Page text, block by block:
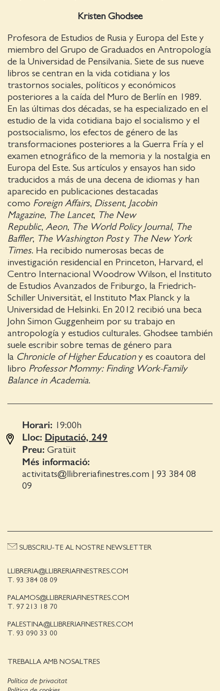
Kristen Ghodsee
Profesora de Estudios de Rusia y Europa del Este y
miembro del Grupo de Graduados en Antropología
de la Universidad de Pensilvania. Siete de sus nueve
libros se centran en la vida cotidiana y los
trastornos sociales, políticos y económicos
posteriores a la caída del Muro de Berlín en 1989.
En las últimas dos décadas, se ha especializado en el
estudio de la vida cotidiana bajo el socialismo y el
postsocialismo, los efectos de género de las
transformaciones posteriores a la Guerra Fría y el
examen etnográfico de la memoria y la nostalgia en
Europa del Este. Sus artículos y ensayos han sido
traducidos a más de una decena de idiomas y han
aparecido en publicaciones destacadas
como Foreign Affairs, Dissent, Jacobin
Magazine, The Lancet, The New
Republic, Aeon, The World Policy Journal, The
Baffler, The Washington Posty The New York
Times. Ha recibido numerosas becas de
investigación residencial en Princeton, Harvard, el
Centro Internacional Woodrow Wilson, el Instituto
de Estudios Avanzados de Friburgo, la Friedrich-
Schiller Universität, el Instituto Max Planck y la
Universidad de Helsinki. En 2012 recibió una beca
John Simon Guggenheim por su trabajo en
antropología y estudios culturales. Ghodsee también
suele escribir sobre temas de género para
la Chronicle of Higher Educationy es coautora del
libro Professor Mommy: Finding Work-Family
Balance in Academia.
Horari: 19:00h
Lloc: Diputació, 249
Preu: Gratüit
Més informació:
activitats@llibreriafinestres.com | 93 384 08
09
LLIBRERIA@LLIBRERIAFINESTRES.COM
T. 93 384 08 09
PALAMOS@LLIBRERIAFINESTRES.COM
T. 97 213 18 70
PALESTINA@LLIBRERIAFINESTRES.COM
T. 93 090 33 00
TREBALLA AMB NOSALTRES
SUBSCRIU-TE AL NOSTRE NEWSLETTER
Política de privacitat